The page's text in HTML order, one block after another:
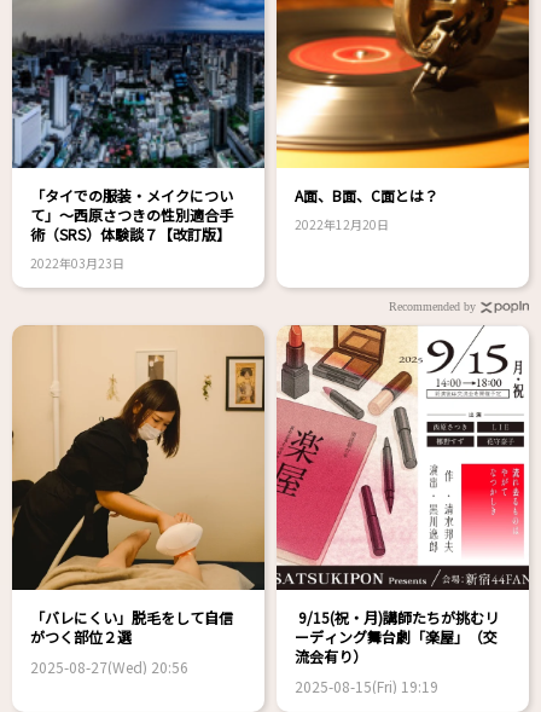
「タイでの服装・メイクについ
て」～西原さつきの性別適合手
術（SRS）体験談７【改訂版】
2022年03月23日
A面、B面、C面とは？
2022年12月20日
Recommended by
「バレにくい」脱毛をして自信
がつく部位２選
2025-08-27(Wed) 20:56
9/15(祝・月)講師たちが挑むリ
ーディング舞台劇「楽屋」（交
流会有り）
2025-08-15(Fri) 19:19